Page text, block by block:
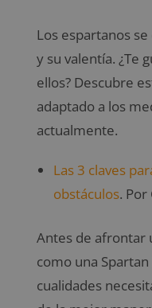
Los espartanos
y su valentía. ¿Te
ellos? Descubre
adaptado a los
actualmente.
Las 3 claves
obstáculos.
Antes de afrontar
como una
cualidades